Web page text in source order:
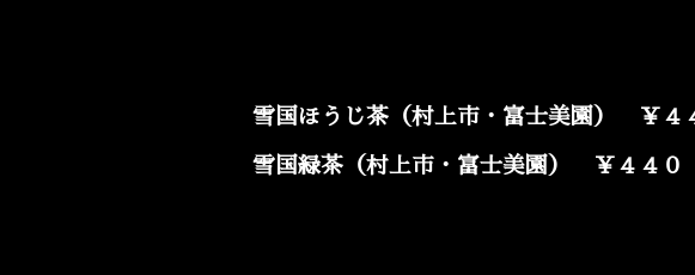
雪国ほうじ茶（村上市・富士美園） ￥４
雪国緑茶 （村上市・富士美園） ￥４４０